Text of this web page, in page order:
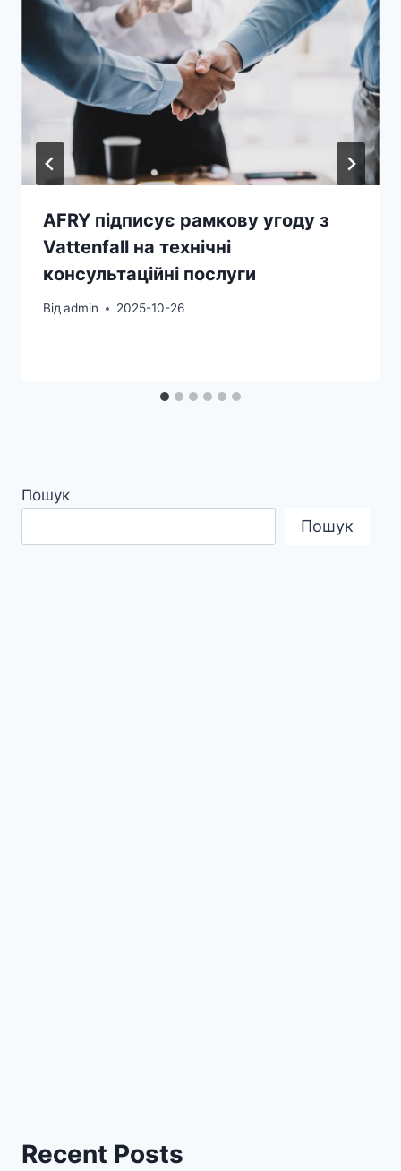
AFRY підписує рамкову угоду з
Vattenfall на технічні
консультаційні послуги
Відadmin 2025-10-26
Пошук
Пошук
Recent Posts